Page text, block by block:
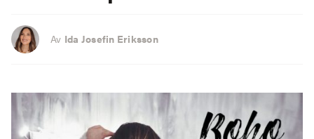
Av Ida Josefin Eriksson